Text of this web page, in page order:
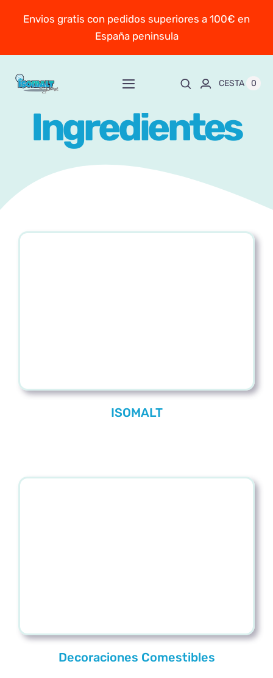
Envios gratis con pedidos superiores a 100€ en
España peninsula
Toggle
Inicio
Personaliza y encarga
CESTA 0
Ingredientes
ISOMALT
Decoraciones Comestibles